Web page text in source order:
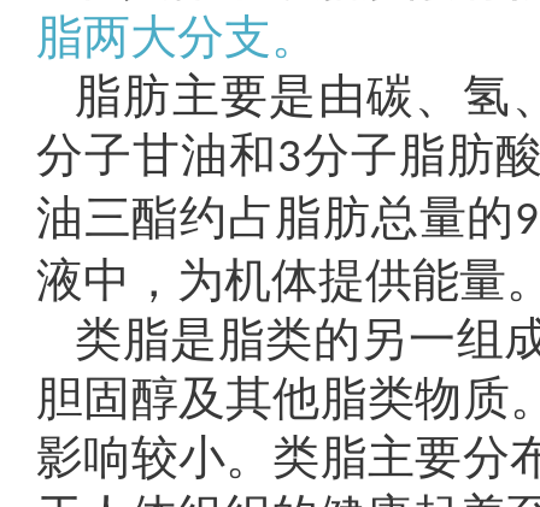
脂两大分支。
脂肪主要是由碳、氢
分子甘油和3分子脂肪
油三酯约占脂肪总量的
液中，为机体提供能量
类脂是脂类的另一组
胆固醇及其他脂类物质
影响较小。类脂主要分